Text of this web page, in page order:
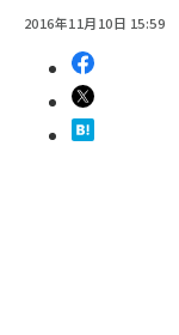
2016年11月10日 15:59